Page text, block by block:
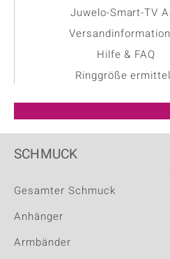
Juwelo-Smart-TV
Hilfe & FAQ
Ringgröße
SCHMUCK
Gesamter Schmuck
Anhänger
Armbänder